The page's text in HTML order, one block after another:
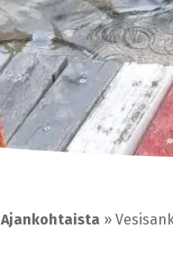
Ajankohtaista »